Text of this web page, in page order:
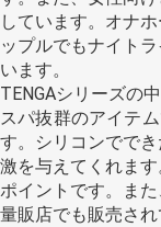
しています。オナ
ップルでもナイト
います。
TENGAシリーズの
スパ抜群のアイテ
す。シリコンでで
激を与えてくれま
ポイントです。ま
量販店でも販売さ